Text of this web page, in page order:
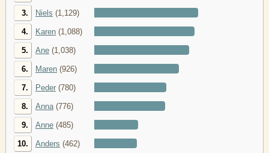
3. Niels (1,129)
4. Karen (1,088)
5. Ane (1,038)
6. Maren (926)
7. Peder (780)
8. Anna(776)
9. Anne (485)
10. Anders (462)